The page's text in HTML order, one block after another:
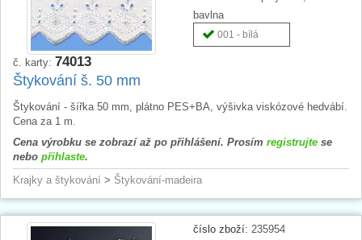
bavlna
001 - bílá
č. karty: 74013
Štykování š. 50 mm
Štykování - šířka 50 mm, plátno PES+BA, výšivka viskózové hedvábí.
Cena za 1 m.
Cena výrobku se zobrazí až po přihlášení. Prosím registrujte se
nebo přihlaste.
Krajky a štykování > Štykování-madeira
číslo zboží: 235954